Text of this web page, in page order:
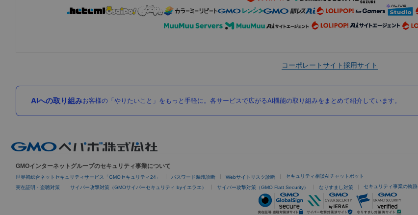
コーポレートサイト採用サイト
AIへの取り組みお客様の「やりたいこと」をもっと手軽に。各サービスで広がるAI機能の取り組みをまとめて紹介しています。
GMOインターネットグループのセキュリティ事業について
世界初総合ネットセキュリティサービス「GMOセキュリティ24」 パスワード漏洩診断 Webサイトリスク診断 セキュリティ相談AIチャットボット
実在証明・盗聴対策 サイバー攻撃対策（GMOサイバーセキュリティ byイエラエ） サイバー攻撃対策（GMO Flatt Security） なりすまし対策 セキュリティ事業の軌跡